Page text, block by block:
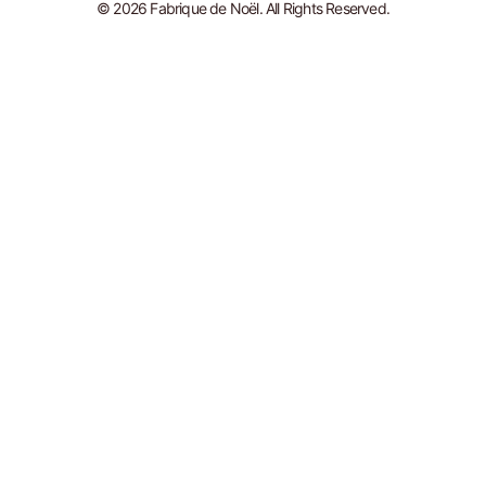
© 2026 Fabrique de Noël. All Rights Reserved.